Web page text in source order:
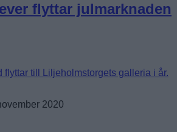
flyttar julmarknaden
flyttar till Liljeholmstorgets galleria i år.
2020